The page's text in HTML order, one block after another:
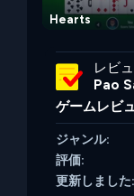
Hearts
レビ
Pao
ゲームレビ
ジャンル:
評価:
更新しました: